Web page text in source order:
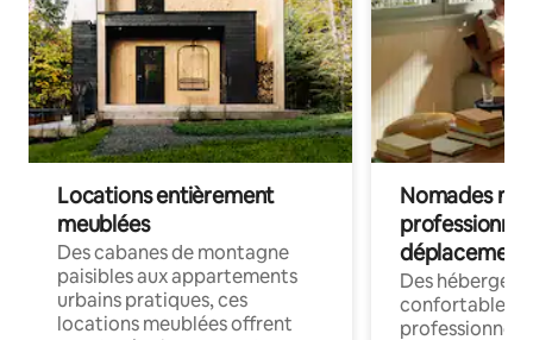
Locations entièrement
meublées
Des cabanes de montagne
paisibles aux appartements
urbains pratiques, ces
locations meublées offrent
Nomades
déplacement
Des
confortables
professionnels